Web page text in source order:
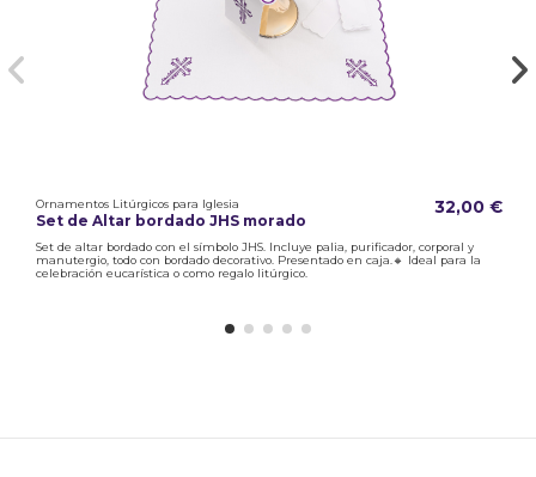
Ornamentos Litúrgicos para Iglesia
Set de Altar bordado JHS morado
32,00 €
Set de altar bordado con el símbolo JHS. Incluye palia, purificador, corporal y
manutergio, todo con bordado decorativo. Presentado en caja.🔸 Ideal para la
celebración eucarística o como regalo litúrgico.